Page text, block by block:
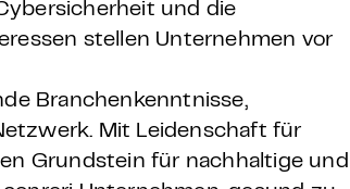
und die
stellen Unternehmen vor
Branchenkenntnisse,
Mit Leidenschaft für
Grundstein für nachhaltige und